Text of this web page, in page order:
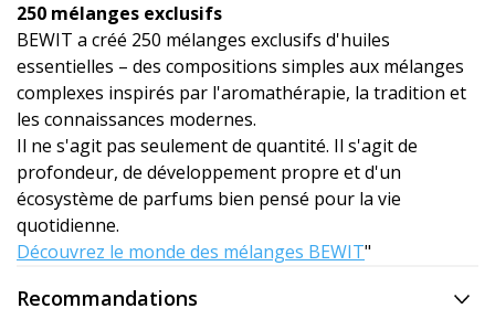
250 mélanges exclusifs
BEWIT a créé 250 mélanges exclusifs d'huiles
essentielles – des compositions simples aux mélanges
complexes inspirés par l'aromathérapie, la tradition et
les connaissances modernes.
Il ne s'agit pas seulement de quantité. Il s'agit de
profondeur, de développement propre et d'un
écosystème de parfums bien pensé pour la vie
quotidienne.
Découvrez le monde des mélanges BEWIT"
Recommandations